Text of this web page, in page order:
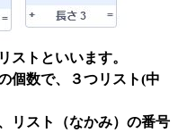
ストといいます。
個数で、３つリスト(中
リスト（なかみ）の番号